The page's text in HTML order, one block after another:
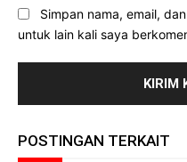
Simpan nama, email,
untuk lain kali saya
POSTINGAN TERKAIT